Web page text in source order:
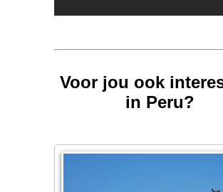
Voor jou ook
in Peru?